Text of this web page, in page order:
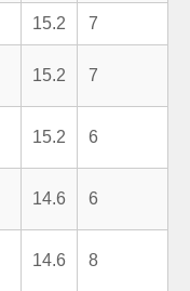
15.2 7
15.2 7
15.2 6
14.6 6
14.6 8